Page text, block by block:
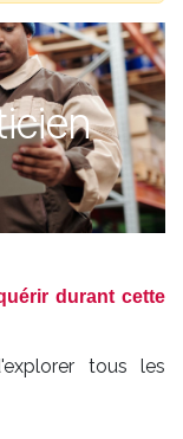
durant cette
tous les